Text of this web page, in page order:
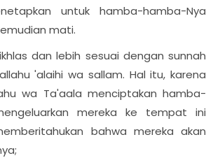
untuk hamba-hamba-Nya
mati.
dan lebih sesuai dengan sunnah
'alaihi wa sallam. Hal itu, karena
wa Ta'aala menciptakan hamba-
mereka ke tempat ini
bahwa mereka akan